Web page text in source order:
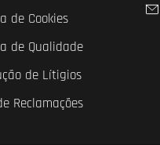
de Cookies
de Qualidade
de Lítigios
Reclamações